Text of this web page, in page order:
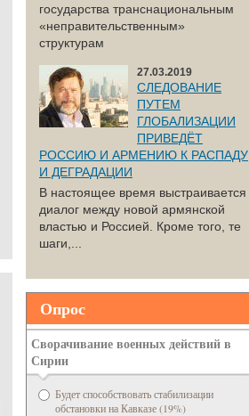
государства транснациональным
«неправительственным»
структурам
27.03.2019
СЛЕДОВАНИЕ
ПУТЕМ
ГЛОБАЛИЗАЦИИ
ПРИВЕДЁТ
РОССИЮ И АРМЕНИЮ К РАСПАДУ
И ДЕГРАДАЦИИ
В настоящее время выстраивается
диалог между новой армянской
властью и Россией. Кроме того, те
шаги,...
Опрос
Сворачивание военных действий в
Сирии
Будет способствовать стабилизации
обстановки на Кавказе (19%)